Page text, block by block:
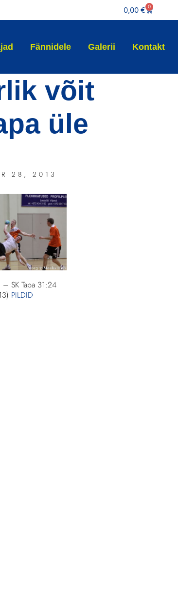
0,00€ 0
Fännidele Galerii Kontakt
võit
üle
28, 2013
SK Tapa 31:24
PILDID